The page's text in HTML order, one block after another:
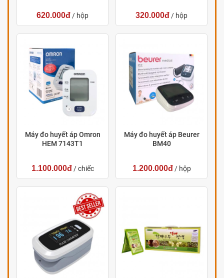
620.000đ / hộp 320.000đ / hộp
Máy đo huyết áp Omron
HEM 7143T1
1.100.000đ/ chiếc
Máy đo huyết áp Beurer
BM40
1.200.000đ/ hộp